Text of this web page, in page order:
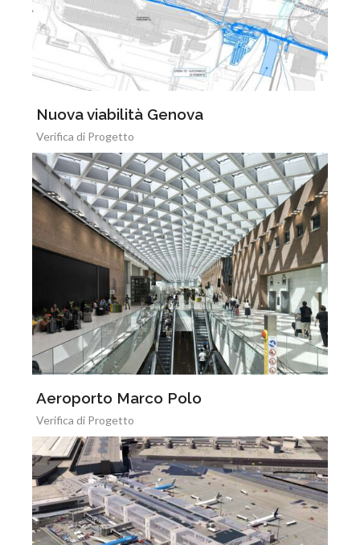
Nuova viabilità Genova
Verifica di Progetto
Aeroporto Marco Polo
Verifica di Progetto